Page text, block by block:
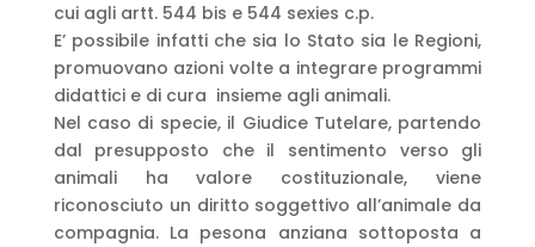
cui agli artt. 544 bis e 544 sexies c.p.
E’ possibile infatti che sia lo Stato sia le Regioni,
promuovano azioni volte a integrare programmi
didattici e di cura insieme agli animali.
Nel caso di specie, il Giudice Tutelare, partendo
dal presupposto che il sentimento verso gli
animali ha valore costituzionale, viene
riconosciuto un diritto soggettivo all’animale da
compagnia. La pesona anziana sottoposta a